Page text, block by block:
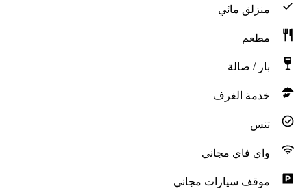
منزلق مائي
مطعم
بار / صالة
خدمة الغرف
تنس
واي فاي مجاني
موقف سيارات مجاني